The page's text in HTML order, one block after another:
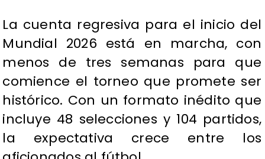
La cuenta regresiva para el inicio del
Mundial 2026 está en marcha, con
menos de tres semanas para que
comience el torneo que promete ser
histórico. Con un formato inédito que
incluye 48 selecciones y 104 partidos,
la expectativa crece entre los